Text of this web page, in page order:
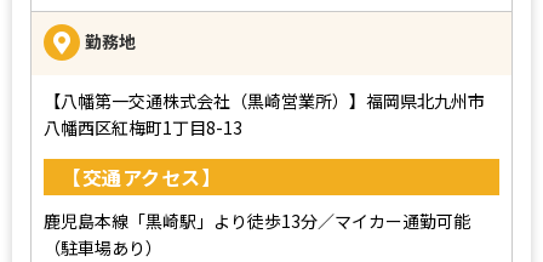
勤務地
【八幡第一交通株式会社（黒崎営業所）】福岡県北九州市
八幡西区紅梅町1丁目8-13
【交通アクセス】
鹿児島本線「黒崎駅」より徒歩13分／マイカー通勤可能
（駐車場あり）